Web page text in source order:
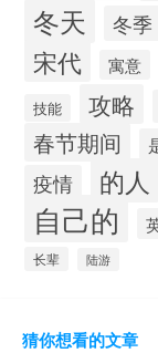
冬天 冬季
宋代 寓意
技能
攻略
春节期间
疫情 的人
自己的
长辈 陆游
猜你想看的文章